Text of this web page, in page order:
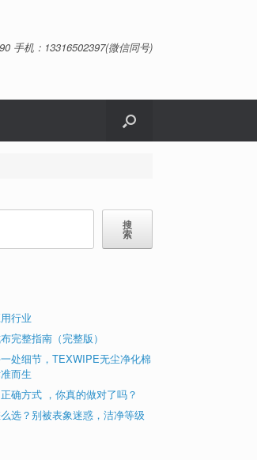
手机：13316502397(微信同号)
搜
索
行业
完整指南（完整版）
处细节，TEXWIPE无尘净化棉
而生
确方式 ，你真的做对了吗？
选？别被表象迷惑，洁净等级